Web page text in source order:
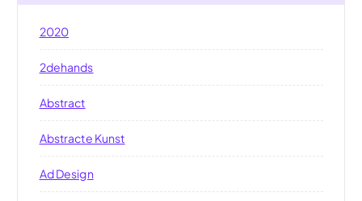
2020
2dehands
Abstract
Abstracte Kunst
Ad Design